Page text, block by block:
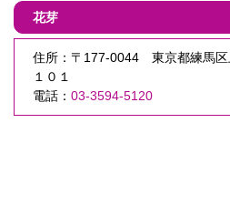
花芽
住所：〒177-0044 東京都練馬区
１０１
電話： 03-3594-5120